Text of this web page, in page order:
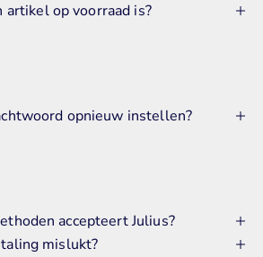
artikel op voorraad is?
opnieuw instellen?
accepteert Julius?
mislukt?